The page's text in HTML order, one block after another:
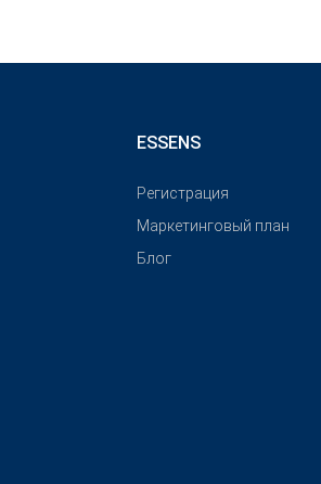
ESSENS
Pегистрация
Маркетинговый план
Блог